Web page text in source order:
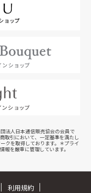
法人日本通信販売協会の会員で
取引において、一定基準を満たし
クを取得しております。＊プライ
報を厳重に管理しています。
利用規約